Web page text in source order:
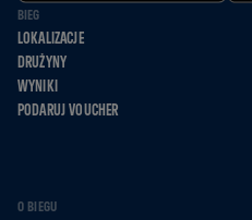
BIEG
LOKALIZACJE
DRUŻYNY
WYNIKI
PODARUJ VOUCHER
O BIEGU